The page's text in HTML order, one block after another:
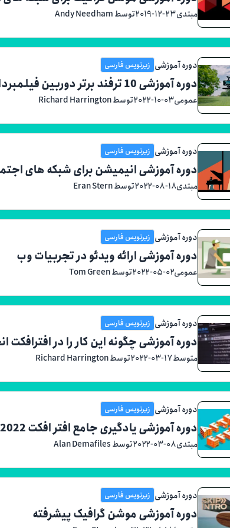
مبتدی۲۰۱۹-۱۲-۲۳توسط Andy Needham
دوره آموزشی زیرنویس فارسی
دوره آموزشی 10 ترفند برتر دوربین فیلمبرداری
عمومی۲۰۲۲-۱۰-۰۳توسط Richard Harrington
دوره آموزشی زیرنویس فارسی
دوره آموزشی انیمیشن برای شبکه های
مبتدی۲۰۲۲-۰۸-۱۸توسط Eran Stern
دوره آموزشی زیرنویس فارسی
دوره آموزشی ارائه ویدئو در تجربیات وب
عمومی۲۰۲۲-۰۵-۰۲توسط Tom Green
دوره آموزشی زیرنویس فارسی
دوره آموزشی چگونه این کار را در افترافکت
متوسط۲۰۲۲-۰۳-۱۷توسط Richard Harrington
دوره آموزشی زیرنویس فارسی
دوره آموزشی یادگیری جامع افتر افکت 2022
مبتدی۲۰۲۲-۰۳-۰۸توسط Alan Demafiles
دوره آموزشی زیرنویس فارسی
دوره آموزشی موشن گرافیک پیشرفته